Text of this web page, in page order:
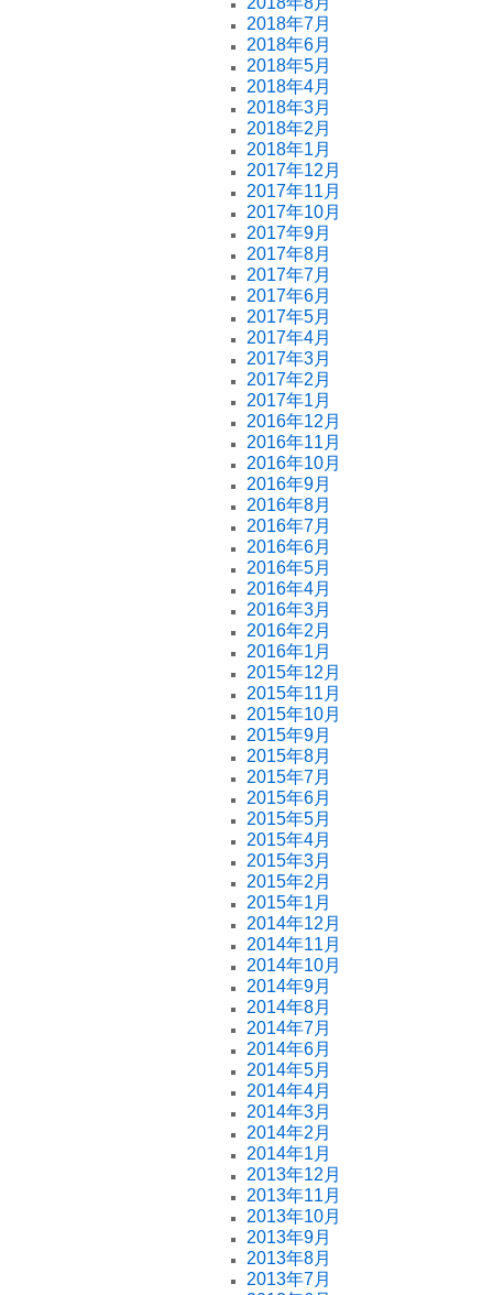
2018年7月
2018年6月
2018年5月
2018年4月
2018年3月
2018年2月
2018年1月
2017年12月
2017年11月
2017年10月
2017年9月
2017年8月
2017年7月
2017年6月
2017年5月
2017年4月
2017年3月
2017年2月
2017年1月
2016年12月
2016年11月
2016年10月
2016年9月
2016年8月
2016年7月
2016年6月
2016年5月
2016年4月
2016年3月
2016年2月
2016年1月
2015年12月
2015年11月
2015年10月
2015年9月
2015年8月
2015年7月
2015年6月
2015年5月
2015年4月
2015年3月
2015年2月
2015年1月
2014年12月
2014年11月
2014年10月
2014年9月
2014年8月
2014年7月
2014年6月
2014年5月
2014年4月
2014年3月
2014年2月
2014年1月
2013年12月
2013年11月
2013年10月
2013年9月
2013年8月
2013年7月